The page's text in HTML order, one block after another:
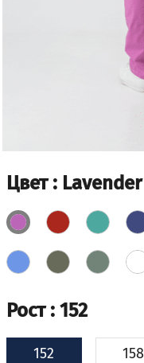
Цвет: Lavender
Рост: 152
152 158